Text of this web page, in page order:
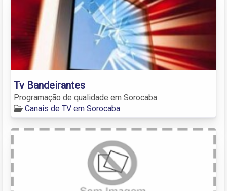
Tv Bandeirantes
Programação de qualidade em Sorocaba.
Canais de TV em Sorocaba